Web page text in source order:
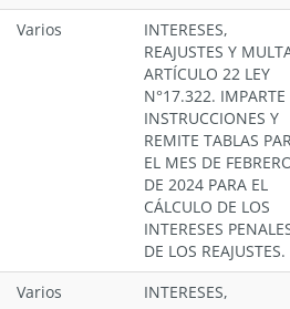
Varios
INTERESES,
REAJUSTES Y
ARTÍCULO 22 LEY
N°17.322. IMPARTE
INSTRUCCIONES Y
REMITE TABLAS
EL MES DE
DE 2024 PARA EL
CÁLCULO DE LOS
INTERESES
DE LOS REAJUSTES.
Varios
INTERESES,